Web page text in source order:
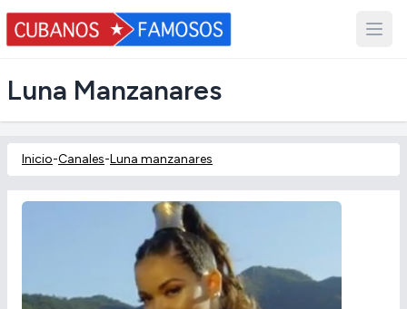
Luna Manzanares
Inicio-Canales-Luna manzanares